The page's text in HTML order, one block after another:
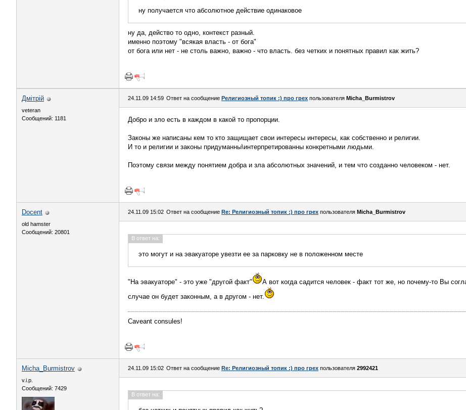
ну получается что абсолютное действие одинаковое
ну да, действо то одно, контекст разный.
именно поэтому "всякая власть - от бога"
от бога или нет - не столь важно, важно - что власть. без четких и понятных правил как жить?
Дмiтрiй
veteran
Сообщений: 1181
24.11.09 14:59 Ответ на сообщение Религиозный топик :) про грех пользователя Micha_Burmistrov
Добро и зло есть в каждом в какой то пропорции.
Законы же написаны кем то кто защищает свои интересы интересы, как собственно и религии.
И то и религии и законы придуманны\интерпретированны конкретными людьми.
Поэтому связи между понятием добра и зла абсолютных значений, и тем что созданно человеком - нет.
Docent
old hamster
Сообщений: 20801
24.11.09 15:02 Ответ на сообщение Re: Религиозный топик :) про грех пользователя Micha_Burmistrov
В ответ на:
это могут и на эвакуаторе увезти ее за парковку не в положенном месте
"На эвакуаторе" - это уже "другой факт"
А вот когда садится человек - факт тот же, но почему-то Вы
случае он будет законным, а в другом - нет.
Caveant consules!
Micha_Burmistrov
v.i.p.
Сообщений: 7429
24.11.09 15:02 Ответ на сообщение Re: Религиозный топик :) про грех пользователя 2992421
В ответ на: